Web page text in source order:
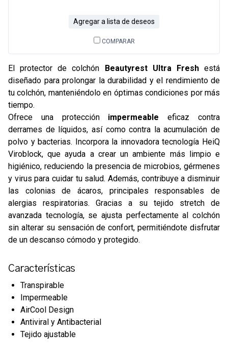
Agregar a lista de deseos
COMPARAR
El protector de colchón Beautyrest Ultra Freshestá
diseñado para prolongar la durabilidad y el rendimiento de
tu colchón, manteniéndolo en óptimas condiciones por más
tiempo.
Ofrece una protección impermeableeficaz contra
derrames de líquidos, así como contra la acumulación de
polvo y bacterias. Incorpora la innovadora tecnología HeiQ
Viroblock, que ayuda a crear un ambiente más limpio e
higiénico, reduciendo la presencia de microbios, gérmenes
y virus para cuidar tu salud. Además, contribuye a disminuir
las colonias de ácaros, principales responsables de
alergias respiratorias. Gracias a su tejido stretch de
avanzada tecnología, se ajusta perfectamente al colchón
sin alterar su sensación de confort, permitiéndote disfrutar
de un descanso cómodo y protegido.
Características
Transpirable
Impermeable
AirCool Design
Antiviral y Antibacterial
Tejido ajustable